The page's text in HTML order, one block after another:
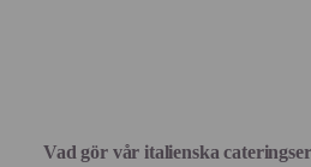
Vad gör vår italienska